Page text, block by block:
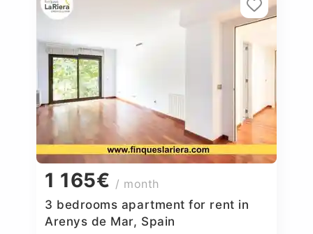
1 165€ / month
3 bedrooms apartment for rent in
Arenys de Mar, Spain